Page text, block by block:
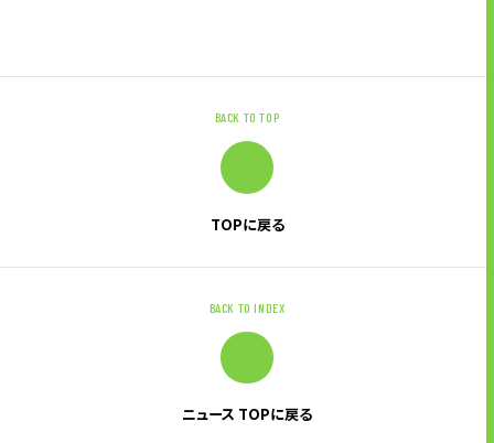
BACK TO TOP
TOPに戻る
BACK TO INDEX
ニュース TOPに戻る